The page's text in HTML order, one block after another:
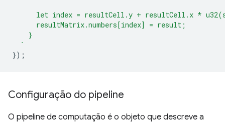
let index = resultCell.y + resultCell.x *
      resultMatrix.numbers[index] = result;
    }
  `
});
Configuração do pipeline
O pipeline de computação é o objeto que descreve a